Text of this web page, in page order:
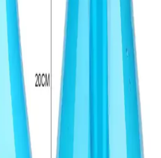
kir için robot süpürge seçimi, iRobot,
markaların modelleri karşılaştırılarak
ve kullanıcı deneyimleri temel
Ettiği Nikel-Demir Piller
Yeni Çözümler Sunuyor
nikel-demir pilini modernize
dayanıklı, güvenli ve ekonomik
ev ve şebeke ölçeğinde yenilenebilir
ve Güvenli Şarj İstasyonu